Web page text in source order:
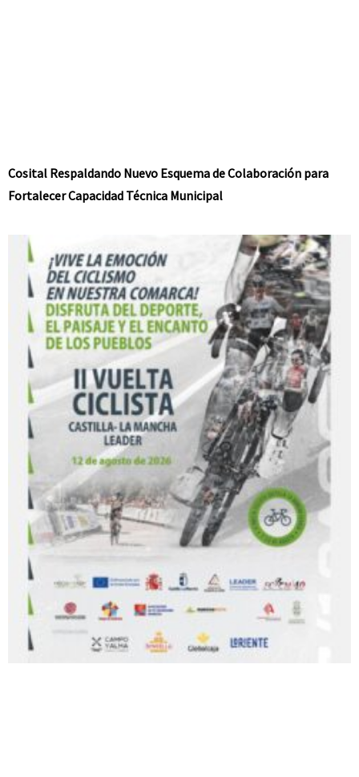
Cosital Respaldando Nuevo Esquema de Colaboración para
Fortalecer Capacidad Técnica Municipal